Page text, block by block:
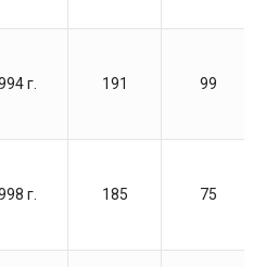
г. 191 99
г. 185 75